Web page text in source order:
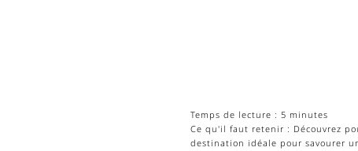
Temps de lecture : 5 minutes
Ce qu'il faut retenir : Découvrez
destination idéale pour savourer